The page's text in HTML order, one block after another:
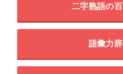
二字熟語の
語彙力